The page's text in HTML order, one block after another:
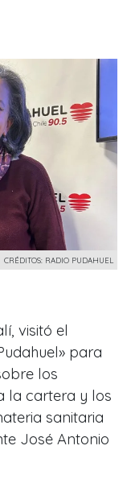
CRÉDITOS: RADIO PUDAHUEL
visitó el
para
los
la cartera y los
sanitaria
José Antonio